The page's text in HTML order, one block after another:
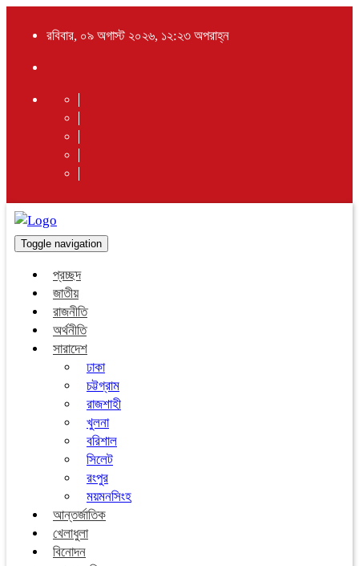
রবিবার, ০৯ অগাস্ট ২০২৬, ১২:২৩ অপরাহ্ন
Toggle navigation
প্রচ্ছদ
জাতীয়
রাজনীতি
অর্থনীতি
সারাদেশ
ঢাকা
চট্টগ্রাম
রাজশাহী
খুলনা
বরিশাল
সিলেট
রংপুর
ময়মনসিংহ
আন্তর্জাতিক
খেলাধুলা
বিনোদন